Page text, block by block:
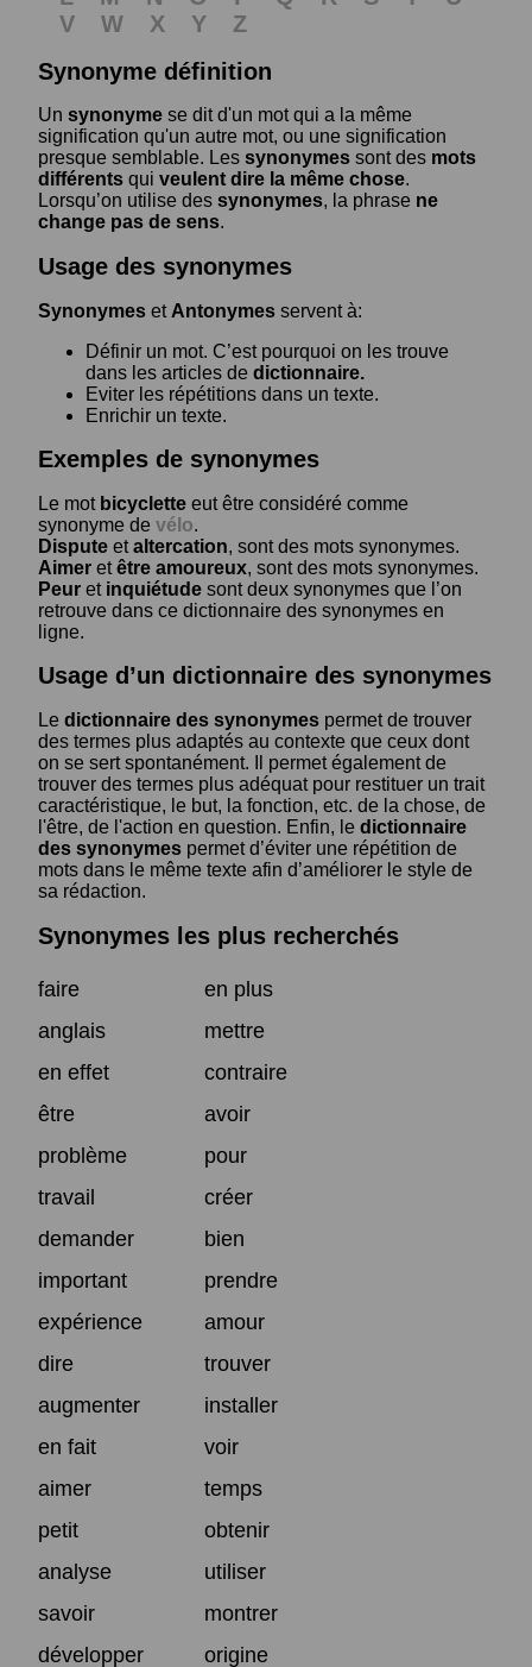
V
W X Y
Z
Synonyme définition
Un synonyme se dit d'un mot qui a la même
signification qu'un autre mot, ou une signification
presque semblable. Les synonymes sont des mots
différents qui veulent dire la même chose.
Lorsqu’on utilise des synonymes, la phrase ne
change pas de sens.
Usage des synonymes
Synonymes et Antonymes servent à:
Définir un mot. C’est pourquoi on les trouve
dans les articles de dictionnaire.
Eviter les répétitions dans un texte.
Enrichir un texte.
Exemples de synonymes
Le mot bicyclette eut être considéré comme
synonyme de vélo.
Dispute etaltercation, sont des mots synonymes.
Aimer etêtre amoureux, sont des mots synonymes.
Peur et inquiétude sont deux synonymes que l’on
retrouve dans ce dictionnaire des synonymes en
ligne.
Usage d’un dictionnaire des synonymes
Le dictionnaire des synonymes permet de trouver
des termes plus adaptés au contexte que ceux dont
on se sert spontanément. Il permet également de
trouver des termes plus adéquat pour restituer un trait
caractéristique, le but, la fonction, etc. de la chose, de
l'être, de l'action en question. Enfin, le dictionnaire
des synonymes permet d’éviter une répétition de
mots dans le même texte afin d’améliorer le style de
sa rédaction.
Synonymes les plus recherchés
faire
en plus
anglais
mettre
en effet
contraire
être
avoir
problème
pour
travail
créer
demander
bien
important
prendre
expérience
amour
dire
trouver
augmenter
installer
en fait
voir
aimer
temps
petit
obtenir
analyse
utiliser
savoir
montrer
développer
origine